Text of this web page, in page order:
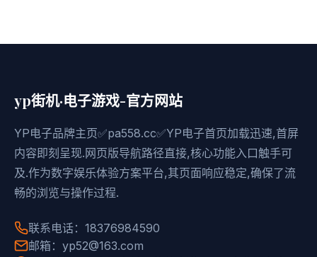
yp街机·电子游戏-官方网站
YP电子品牌主页✅pa558.cc✅YP电子首页加载迅速,首屏
内容即刻呈现.网页版导航路径直接,核心功能入口触手可
及.作为数字娱乐体验方案平台,其页面响应稳定,确保了流
畅的浏览与操作过程.
联系电话：18376984590
邮箱：yp52@163.com